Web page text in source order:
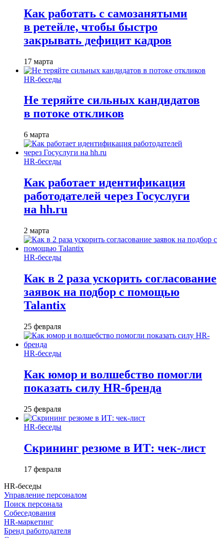
Как работать с самозанятыми
в ретейле, чтобы быстро
закрывать дефицит кадров
17 марта
HR-беседы
Не теряйте сильных кандидатов
в потоке откликов
6 марта
HR-беседы
Как работает идентификация
работодателей через Госуслуги
на hh.ru
2 марта
HR-беседы
Как в 2 раза ускорить согласование
заявок на подбор с помощью
Talantix
25 февраля
HR-беседы
Как юмор и волшебство помогли
показать силу HR-бренда
25 февраля
HR-беседы
Скрининг резюме в ИТ: чек-лист
17 февраля
HR-беседы
Управление персоналом
Поиск персонала
Собеседования
HR-маркетинг
Бренд работодателя